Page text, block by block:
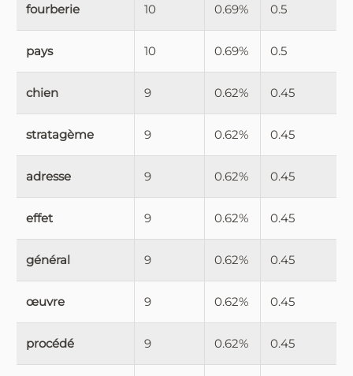
fourberie 10 0.69% 0.5
pays 10 0.69% 0.5
chien 9 0.62% 0.45
stratagème 9 0.62% 0.45
adresse 9 0.62% 0.45
effet 9 0.62% 0.45
général 9 0.62% 0.45
œuvre 9 0.62% 0.45
procédé 9 0.62% 0.45